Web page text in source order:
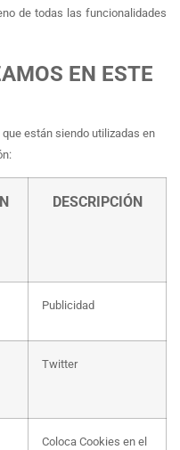
de todas las funcionalidades
EN ESTE
están siendo utilizadas en
DESCRIPCIÓN
Publicidad
Twitter
Coloca Cookies en el